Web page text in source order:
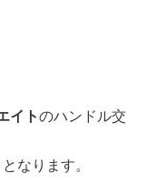
イトのハンドル交
なります。